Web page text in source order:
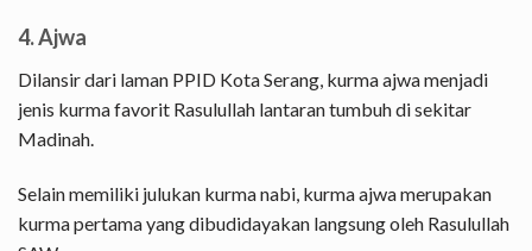
4. Ajwa
Dilansir dari laman PPID Kota Serang, kurma ajwa menjadi
jenis kurma favorit Rasulullah lantaran tumbuh di sekitar
Madinah.
Selain memiliki julukan kurma nabi, kurma ajwa merupakan
kurma pertama yang dibudidayakan langsung oleh Rasulullah